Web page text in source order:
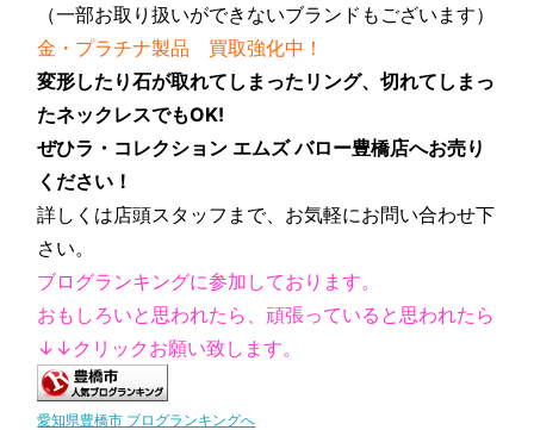
（一部お取り扱いができないブランドもございます）
金・プラチナ製品 買取強化中！
変形したり石が取れてしまったリング、切れてしまっ
たネックレスでもOK!
ぜひラ・コレクション エムズ バロー豊橋店へお売り
ください！
詳しくは店頭スタッフまで、お気軽にお問い合わせ下
さい。
ブログランキングに参加しております。
おもしろいと思われたら、頑張っていると思われたら
↓↓クリックお願い致します。
愛知県豊橋市 ブログランキングへ